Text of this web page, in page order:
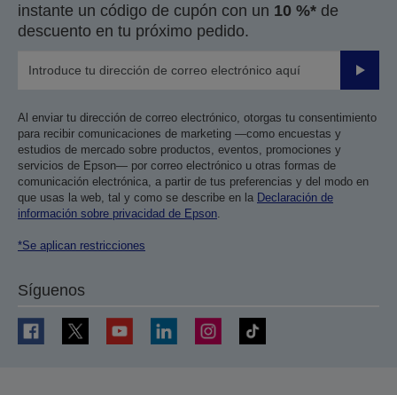
instante un código de cupón con un 10 %* de
descuento en tu próximo pedido.
Enviar
Al enviar tu dirección de correo electrónico, otorgas tu consentimiento
para recibir comunicaciones de marketing —como encuestas y
estudios de mercado sobre productos, eventos, promociones y
servicios de Epson— por correo electrónico u otras formas de
comunicación electrónica, a partir de tus preferencias y del modo en
que usas la web, tal y como se describe en la Declaración de
información sobre privacidad de Epson.
*Se aplican restricciones
Síguenos